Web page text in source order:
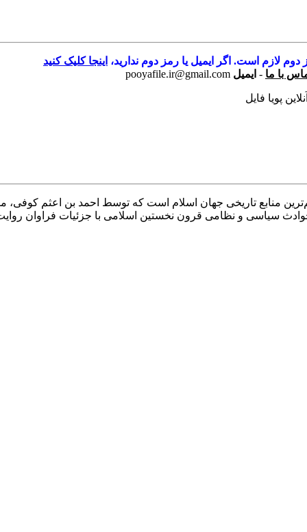
دوم لازم است. اگر ایمیل یا رمز دوم ندارید، اینجا کلیک کنید
با ما - ایمیل pooyafile.ir@gmail.com
پویا فایل
منابع تاریخی جهان اسلام است که توسط احمد بن اعثم